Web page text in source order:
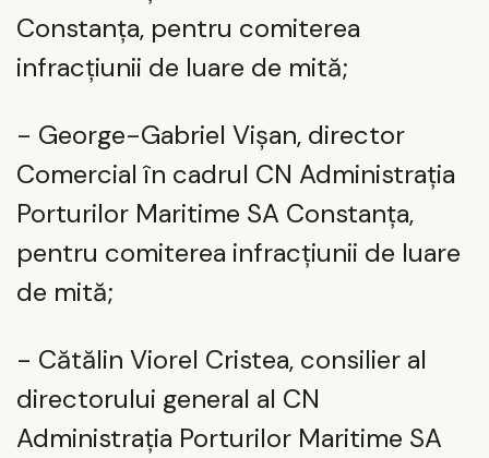
Constanța, pentru comiterea
infracțiunii de luare de mită;
- George-Gabriel Vișan, director
Comercial în cadrul CN Administrația
Porturilor Maritime SA Constanța,
pentru comiterea infracțiunii de luare
de mită;
- Cătălin Viorel Cristea, consilier al
directorului general al CN
Administrația Porturilor Maritime SA